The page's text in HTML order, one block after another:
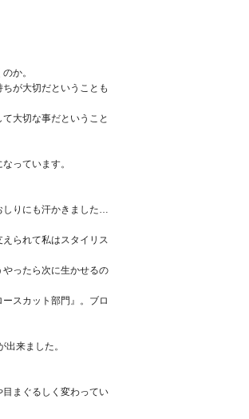
か。
が大切だということも
大切な事だということ
っています。
しりにも汗かきました…
られて私はスタイリス
ったら次に生かせるの
スカット部門』。ブロ
来ました。
まぐるしく変わってい